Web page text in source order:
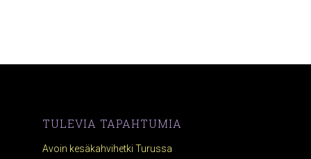
TULEVIA TAPAHTUMIA
Avoin kesäkahvihetki Turussa